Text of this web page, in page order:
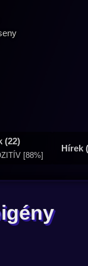
(22)
[88%]
Hírek